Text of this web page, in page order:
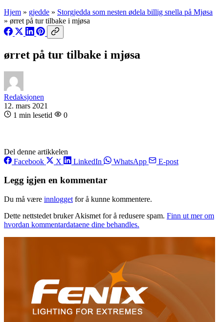
Hjem » gjedde » Storgjedda som nesten ødela billig snella på Mjøsa
» ørret på tur tilbake i mjøsa
ørret på tur tilbake i mjøsa
Redaksjonen
12. mars 2021
1 min lesetid
0
Del denne artikkelen
Facebook
X LinkedIn WhatsApp E-post
Legg igjen en kommentar
Du må være innlogget for å kunne kommentere.
Dette nettstedet bruker Akismet for å redusere spam. Finn ut mer om
hvordan kommentardataene dine behandles.